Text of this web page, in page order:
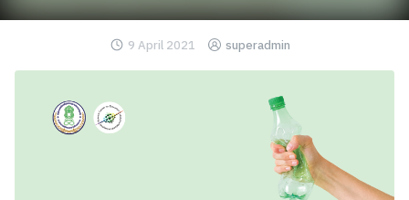
9 April 2021 superadmin